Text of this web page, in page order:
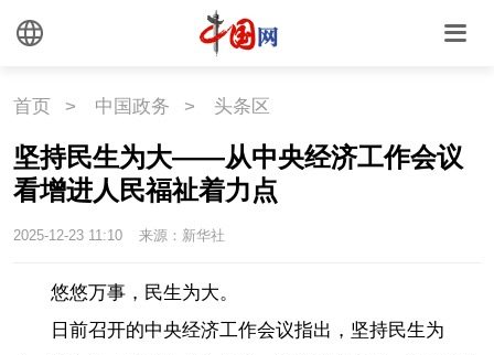
首页 > 中国政务 > 头条区
坚持民生为大——从中央经济工作会议
看增进人民福祉着力点
2025-12-23 11:10 来源：新华社
悠悠万事，民生为大。
日前召开的中央经济工作会议指出，坚持民生为